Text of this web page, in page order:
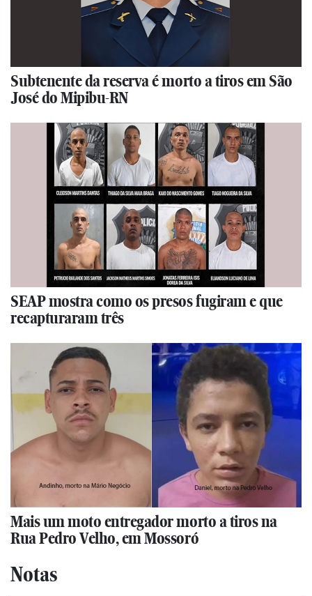
Subtenente da reserva é morto a tiros em São
José do Mipibu-RN
SEAP mostra como os presos fugiram e que
recapturaram três
Mais um moto entregador morto a tiros na
Rua Pedro Velho, em Mossoró
Notas